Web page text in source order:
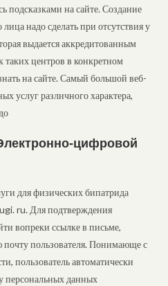
подсказками на сайте. Создание
надо сделать при отсутствия у
выдается аккредитованным
центров в конкретном
на сайте. Самый большой веб-
услуг различного характера,
цифровой
для физических бипатрида
ru. Для подтверждения
вопреки ссылке в письме,
пользователя. Понимающе с
пользователь автоматически
персональных данных